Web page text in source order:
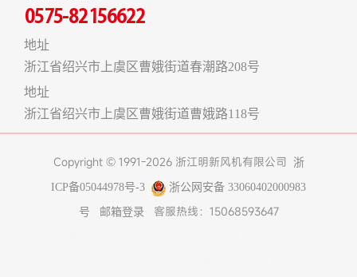
0575-82156622
地址
浙江省绍兴市上虞区曹娥街道春潮路208号
地址
浙江省绍兴市上虞区曹娥街道曹娥路118号
Copyright © 1991-2026 浙江明新风机有限公司 浙
ICP备05044978号-3 浙公网安备 33060402000983
号 邮箱登录
客服热线：15068593647